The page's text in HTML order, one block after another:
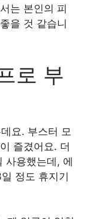
는 본인의 피
을 것 같습니
로 부
요. 부스터 모
즐겼어요. 더
사용했는데, 에
정도 휴지기